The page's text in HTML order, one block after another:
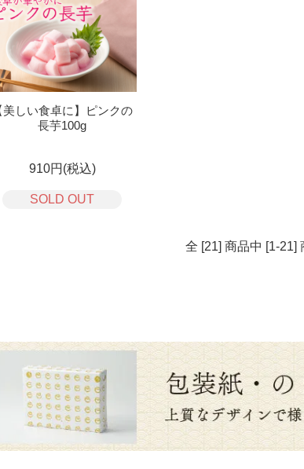
美しい食卓に】ピンクの
長芋100g
910円(税込)
SOLD OUT
全 [21] 商品中 [1-21]